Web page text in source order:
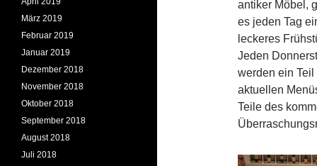
antiker Möbel,
es jeden Tag
leckeres
Jeden
werden ein Teil
aktuellen
Teile des
März 2019
Februar 2019
Januar 2019
Dezember 2018
November 2018
Oktober 2018
September 2018
August 2018
Juli 2018